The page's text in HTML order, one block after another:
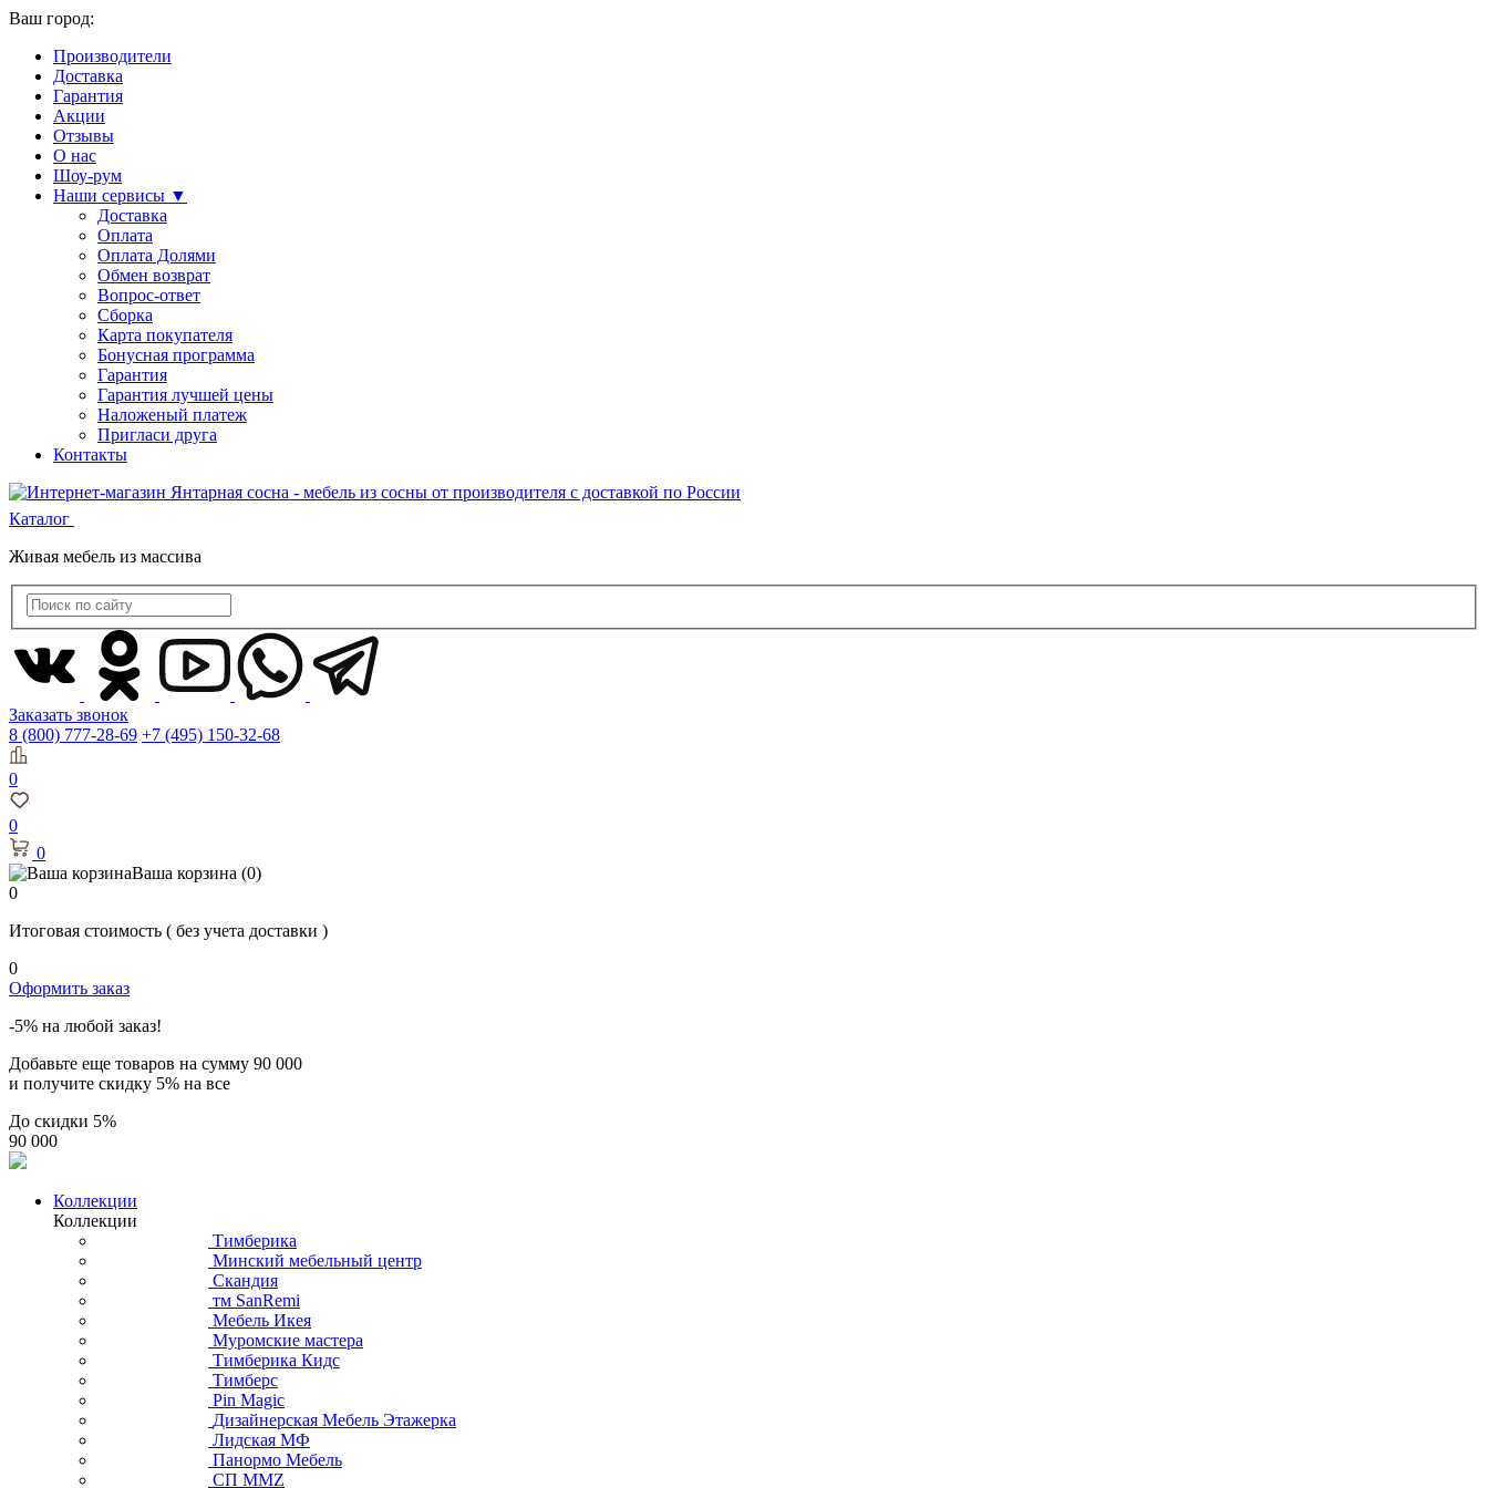
Ваш город:
Производители
Доставка
Гарантия
Акции
Отзывы
О нас
Шоу-рум
Наши сервисы ▼
Доставка
Оплата
Оплата Долями
Обмен возврат
Вопрос-ответ
Сборка
Карта покупателя
Бонусная программа
Гарантия
Гарантия лучшей цены
Наложеный платеж
Пригласи друга
Контакты
Каталог
Живая мебель из массива
Заказать звонок
8 (800) 777-28-69 +7 (495) 150-32-68
0
0
0
Ваша корзина (0)
0
Итоговая стоимость ( без учета доставки )
0
Оформить заказ
-5% на любой заказ!
Добавьте еще товаров на сумму 90 000
и получите скидку 5% на все
До скидки 5%
90 000
Коллекции
Коллекции
Тимберика
Минский мебельный центр
Скандия
тм SanRemi
Мебель Икея
Муромские мастера
Тимберика Кидс
Тимберс
Pin Magic
Дизайнерская Мебель Этажерка
Лидская МФ
Панормо Мебель
СП ММZ